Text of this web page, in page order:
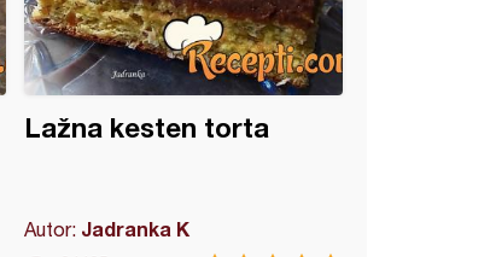
Lažna kesten torta
Autor: Jadranka K